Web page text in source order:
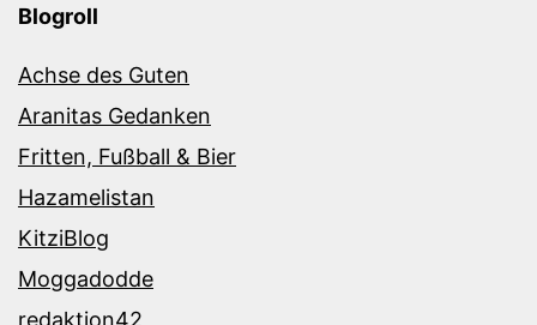
Blogroll
Achse des Guten
Aranitas Gedanken
Fritten, Fußball & Bier
Hazamelistan
KitziBlog
Moggadodde
redaktion42